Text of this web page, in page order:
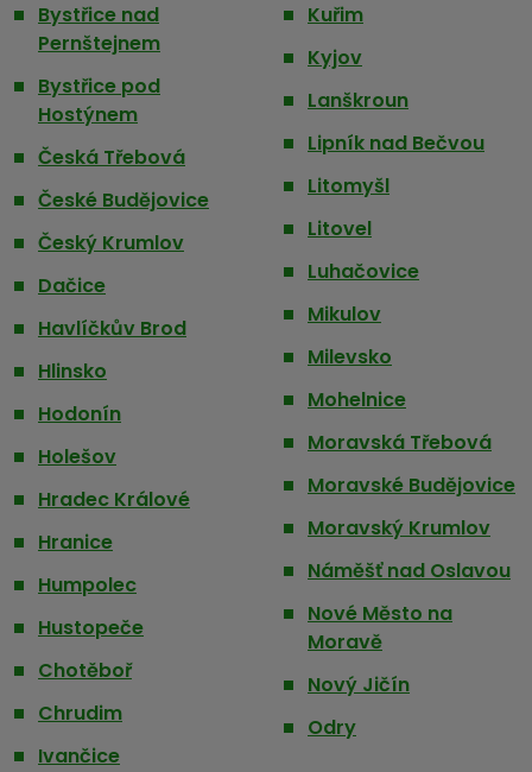
Bystřice nad
Pernštejnem
Bystřice pod
Hostýnem
Česká Třebová
České Budějovice
Český Krumlov
Dačice
Havlíčkův Brod
Hlinsko
Hodonín
Holešov
Hradec Králové
Hranice
Humpolec
Hustopeče
Chotěboř
Chrudim
Ivančice
Kuřim
Kyjov
Lanškroun
Lipník nad Bečvou
Litomyšl
Litovel
Luhačovice
Mikulov
Milevsko
Mohelnice
Moravská Třebová
Moravské Budějovice
Moravský Krumlov
Náměšť nad Oslavou
Nové Město na
Moravě
Nový Jičín
Odry